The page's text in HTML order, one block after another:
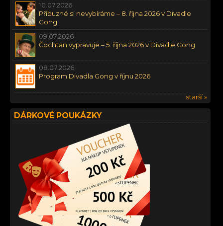
10.07.2026
Příbuzné si nevybíráme – 8. října 2026 v Divadle
Gong
09.07.2026
Čochtan vypravuje – 5. října 2026 v Divadle Gong
08.07.2026
Program Divadla Gong v říjnu 2026
starší »
DÁRKOVÉ POUKÁZKY